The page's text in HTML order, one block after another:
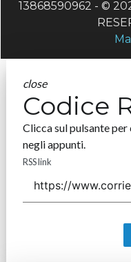
13868590962 - ©
close
Codice
Clicca sul pulsante per
negli appunti.
RSS link